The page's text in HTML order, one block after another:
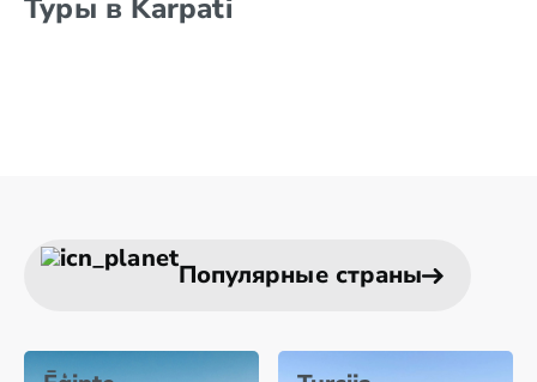
Туры в Karpati
Популярные страны